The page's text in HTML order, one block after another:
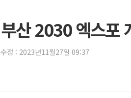
산 2030 엑스포
정 : 2023년11월27일 09:37